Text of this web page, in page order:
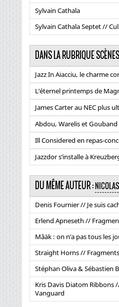
Sylvain Cathala
Sylvain Cathala Septet //
DANS LA RUBRIQUE SCÈNES
Jazz In Aiacciu, le charme
L’éternel printemps de
James Carter au NEC plus
Abdou, Warelis et
Ill Considered en repas-
Jazzdor s’installe à
DU MÊME AUTEUR :
Denis Fournier // Je suis
Erlend Apneseth //
Mâäk : on n’a pas tous les
Straight Horns // Fragments
Stéphan Oliva & Sébastien
Kris Davis Diatom Ribbons
Vanguard